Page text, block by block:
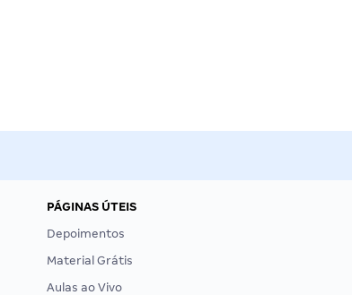
PÁGINAS ÚTEIS
Depoimentos
Material Grátis
Aulas ao Vivo